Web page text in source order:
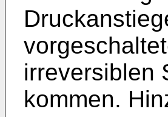
irreversiblen
kommen.